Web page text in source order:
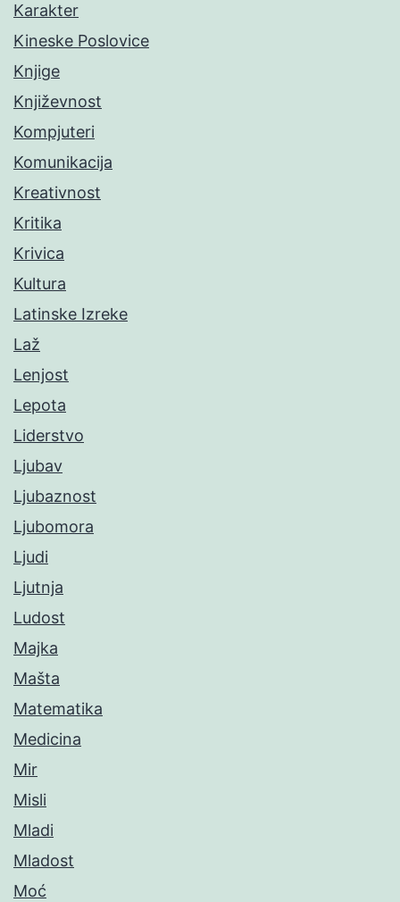
Karakter
Kineske Poslovice
Knjige
Književnost
Kompjuteri
Komunikacija
Kreativnost
Kritika
Krivica
Kultura
Latinske Izreke
Laž
Lenjost
Lepota
Liderstvo
Ljubav
Ljubaznost
Ljubomora
Ljudi
Ljutnja
Ludost
Majka
Mašta
Matematika
Medicina
Mir
Misli
Mladi
Mladost
Moć